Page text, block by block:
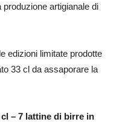
artigianale di
edizioni limitate prodotte
33 cl da assaporare la
– 7 lattine di birre in